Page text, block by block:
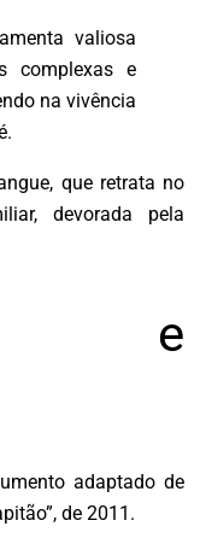
valiosa
complexas e
na vivência
que retrata no
devorada pela
e
adaptado de
de 2011.